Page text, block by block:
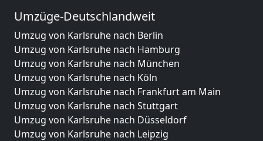
Umzüge-Deutschlandweit
Umzug von Karlsruhe nach Berlin
Umzug von Karlsruhe nach Hamburg
Umzug von Karlsruhe nach München
Umzug von Karlsruhe nach Köln
Umzug von Karlsruhe nach Frankfurt am Main
Umzug von Karlsruhe nach Stuttgart
Umzug von Karlsruhe nach Düsseldorf
Umzug von Karlsruhe nach Leipzig